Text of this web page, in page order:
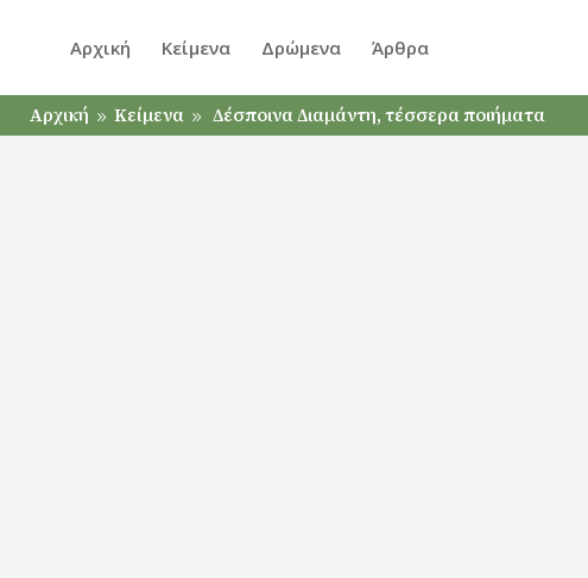
Αρχική Κείμενα Δρώμενα Άρθρα
Αρχική 9 Κείμενα 9 Δέσποινα Διαμάντη, τέσσερα ποιήματα